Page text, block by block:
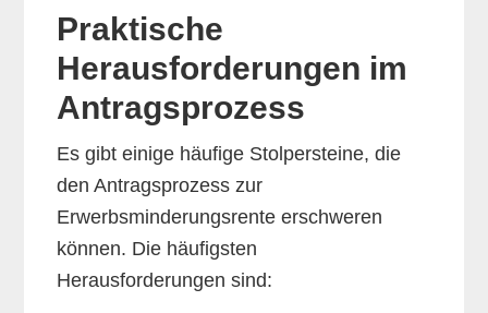
Praktische
Herausforderungen im
Antragsprozess
Es gibt einige häufige Stolpersteine, die
den Antragsprozess zur
Erwerbsminderungsrente erschweren
können. Die häufigsten
Herausforderungen sind: